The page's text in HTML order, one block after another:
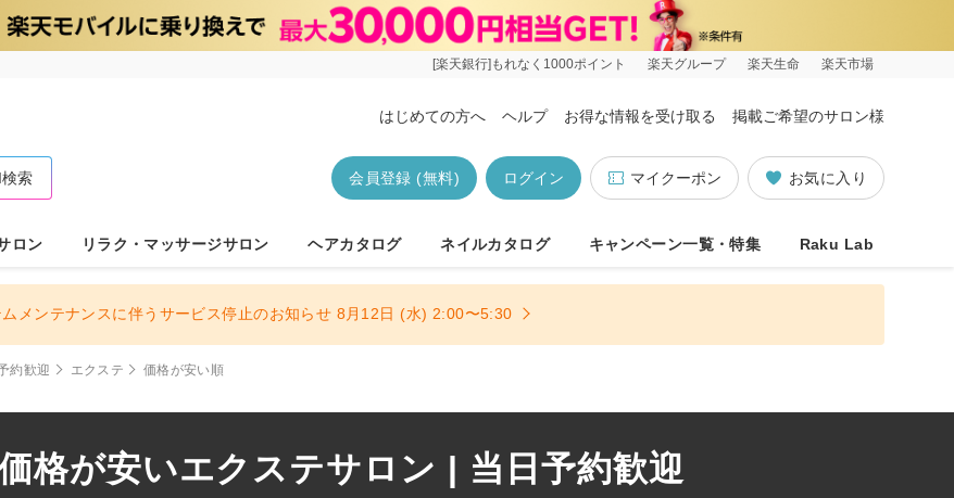
[楽天銀行]もれなく1000ポイント 楽天グループ 楽天生命 楽天市場
はじめての方へ ヘルプ お得な情報を受け取る 掲載ご希望のサロン様
お気に入り
マイクーポン
ログイン
会員登録 (無料)
索
ロン リラク・マッサージサロン ヘアカタログ ネイルカタログ キャンペーン一覧・特集 Raku Lab
ムメンテナンスに伴うサービス停止のお知らせ 8月12日 (水) 2:00〜5:30
約歓迎 エクステ 価格が安い順
格が安いエクステサロン | 当日予約歓迎